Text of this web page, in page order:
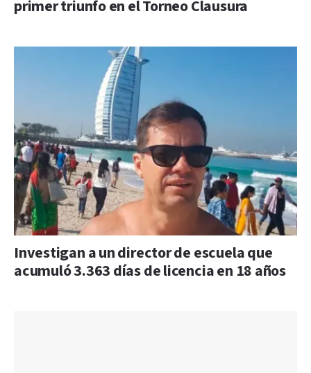
primer triunfo en el Torneo Clausura
Investigan a un director de escuela que
acumuló 3.363 días de licencia en 18 años